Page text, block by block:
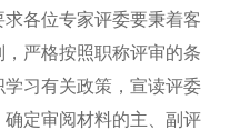
各位专家评委要秉着客
严格按照职称评审的条
习有关政策，宣读评委
定审阅材料的主、副评